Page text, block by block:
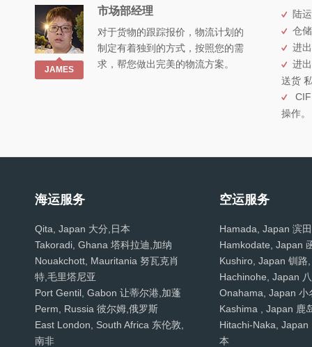
JAMES
市场部经理
对于货物的跟踪报价，物流计划的
制定有着独到的方式，按照您的需
求，帮您做出完美的物流方案。
陆
仓
进
进
送货
操作。
海运服务
Qita, Japan 大分,日本
Takoradi, Ghana 塔科拉迪,加纳
Nouakchott, Mauritania 努瓦克肖
特,毛里塔尼亚
Port Gentil, Gabon 让蒂尔港,加蓬
Perm, Russia 彼尔姆,俄罗斯
East London, South Africa 东伦敦,
南非
空运服务
Hamada, Japan 滨
Hamkodate, Japan
Kushiro, Japan 钏路
Hachinohe, Japan
Onahama, Japan 小
Kashima , Japan 鹿
Hitachi-Naka, Japan
本